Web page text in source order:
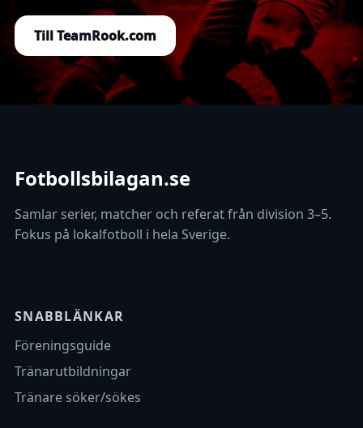
Till TeamRook.com
Fotbollsbilagan.se
Samlar serier, matcher och referat från division 3–5.
Fokus på lokalfotboll i hela Sverige.
SNABBLÄNKAR
Föreningsguide
Tränarutbildningar
Tränare söker/sökes